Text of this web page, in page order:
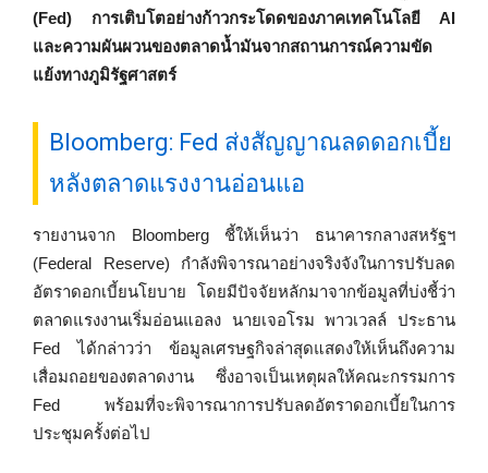
(Fed) การเติบโตอย่างก้าวกระโดดของภาคเทคโนโลยี AI
และความผันผวนของตลาดน้ำมันจากสถานการณ์ความขัด
แย้งทางภูมิรัฐศาสตร์
Bloomberg: Fed ส่งสัญญาณลดดอกเบี้ย
หลังตลาดแรงงานอ่อนแอ
รายงานจาก Bloomberg ชี้ให้เห็นว่า ธนาคารกลางสหรัฐฯ
(Federal Reserve) กำลังพิจารณาอย่างจริงจังในการปรับลด
อัตราดอกเบี้ยนโยบาย โดยมีปัจจัยหลักมาจากข้อมูลที่บ่งชี้ว่า
ตลาดแรงงานเริ่มอ่อนแอลง นายเจอโรม พาวเวลล์ ประธาน
Fed ได้กล่าวว่า ข้อมูลเศรษฐกิจล่าสุดแสดงให้เห็นถึงความ
เสื่อมถอยของตลาดงาน ซึ่งอาจเป็นเหตุผลให้คณะกรรมการ
Fed พร้อมที่จะพิจารณาการปรับลดอัตราดอกเบี้ยในการ
ประชุมครั้งต่อไป